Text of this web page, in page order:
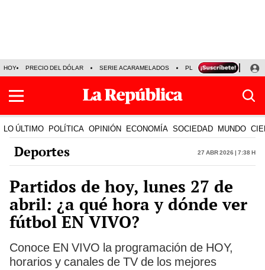
HOY PRECIO DEL DÓLAR SERIE ACARAMELADOS PLAZA VEA
LO ÚLTIMO POLÍTICA OPINIÓN ECONOMÍA SOCIEDAD MUNDO
Deportes 27 Abr 2026 | 7:38 h
Partidos de hoy, lunes 27 de
abril: ¿a qué hora y dónde ver
fútbol EN VIVO?
Conoce EN VIVO la programación de HOY,
horarios y canales de TV de los mejores